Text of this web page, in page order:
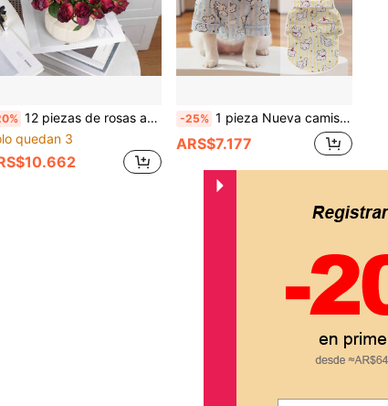
12 piezas de rosas artificiales vintage con bordes quemados, flores de seda falsa para sala de estar, comedor, cafetería, fotografía, fiesta, vacaciones y decoración de cumpleaños, boda y ceremonia, jardín, hotel, escritorio de oficina, arreglo floral DIY
quedan 3
-25% 1 pieza Nueva camisa para mascotas, camisa de perro de primavera, verano y otoño, ropa para mascotas, chaqueta de gato de primavera y verano, ropa para mascotas, camisa de dos patas para mascotas con orificio para correa, camisa de mascota estilo pastoril, ropa de gato con cuello floral, ropa delgada para mascotas en el hogar, adecuada para gatos y perros medianos y pequeños, suministros para mascotas, suministros para perros, suministros para mascotas de primavera y verano
ARS$7.177